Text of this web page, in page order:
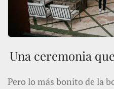
Una ceremonia
Pero lo más bonito de la